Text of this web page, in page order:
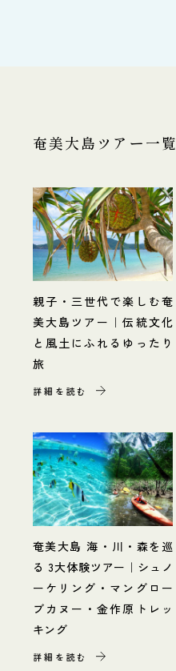
奄美大島ツアー一覧
親子・三世代で楽しむ奄
美大島ツアー｜伝統文化
と風土にふれるゆったり
旅
詳細を読む
奄美大島 海・川・森を巡
る 3大体験ツアー｜シュノ
ーケリング・マングロー
ブカヌー・金作原トレッ
キング
詳細を読む